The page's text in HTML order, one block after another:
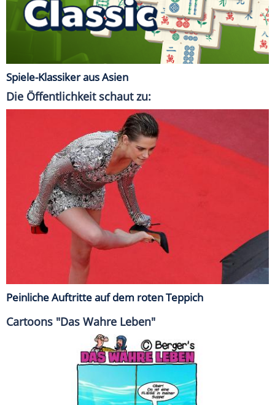
Spiele-Klassiker aus Asien
Die Öffentlichkeit schaut zu:
Peinliche Auftritte auf dem roten Teppich
Cartoons "Das Wahre Leben"